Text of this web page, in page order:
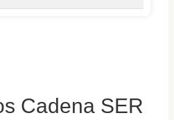
Cadena SER